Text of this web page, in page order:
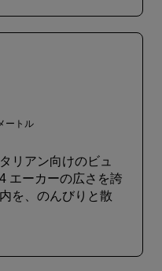
ートル
リアン向けのビュ
エーカーの広さを誇
を、のんびりと散